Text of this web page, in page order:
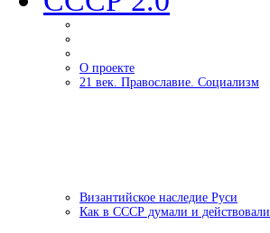
О проекте
21 век. Православие. Социализм
Византийское наследие Руси
Как в СССР думали и действовали